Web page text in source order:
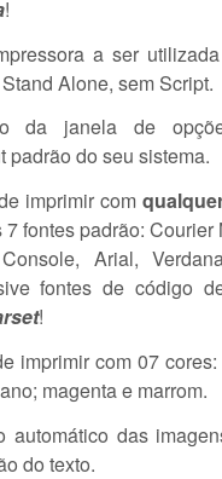
!
a ser
Alone, sem Script.
da janela de
padrão do seu sistema.
imprimir com
7 fontes padrão:
Arial,
fontes de código
!
imprimir com 07
magenta e marrom.
automático das
do texto.